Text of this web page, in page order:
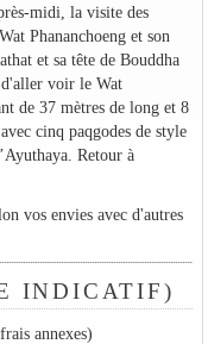
midi, la visite des
Phananchoeng et son
et sa tête de Bouddha
d'aller voir le Wat
de 37 mètres de long et 8
cinq paqgodes de style
Retour à
vos envies avec d'autres
INDICATIF)
annexes)